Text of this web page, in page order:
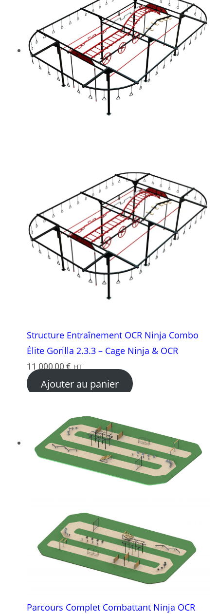
Structure Entraînement OCR Ninja Combo
Élite Gorilla 2.3.3 – Cage Ninja & OCR
11 000,00€ HT
Ajouter au panier
Parcours Complet Combattant Ninja OCR